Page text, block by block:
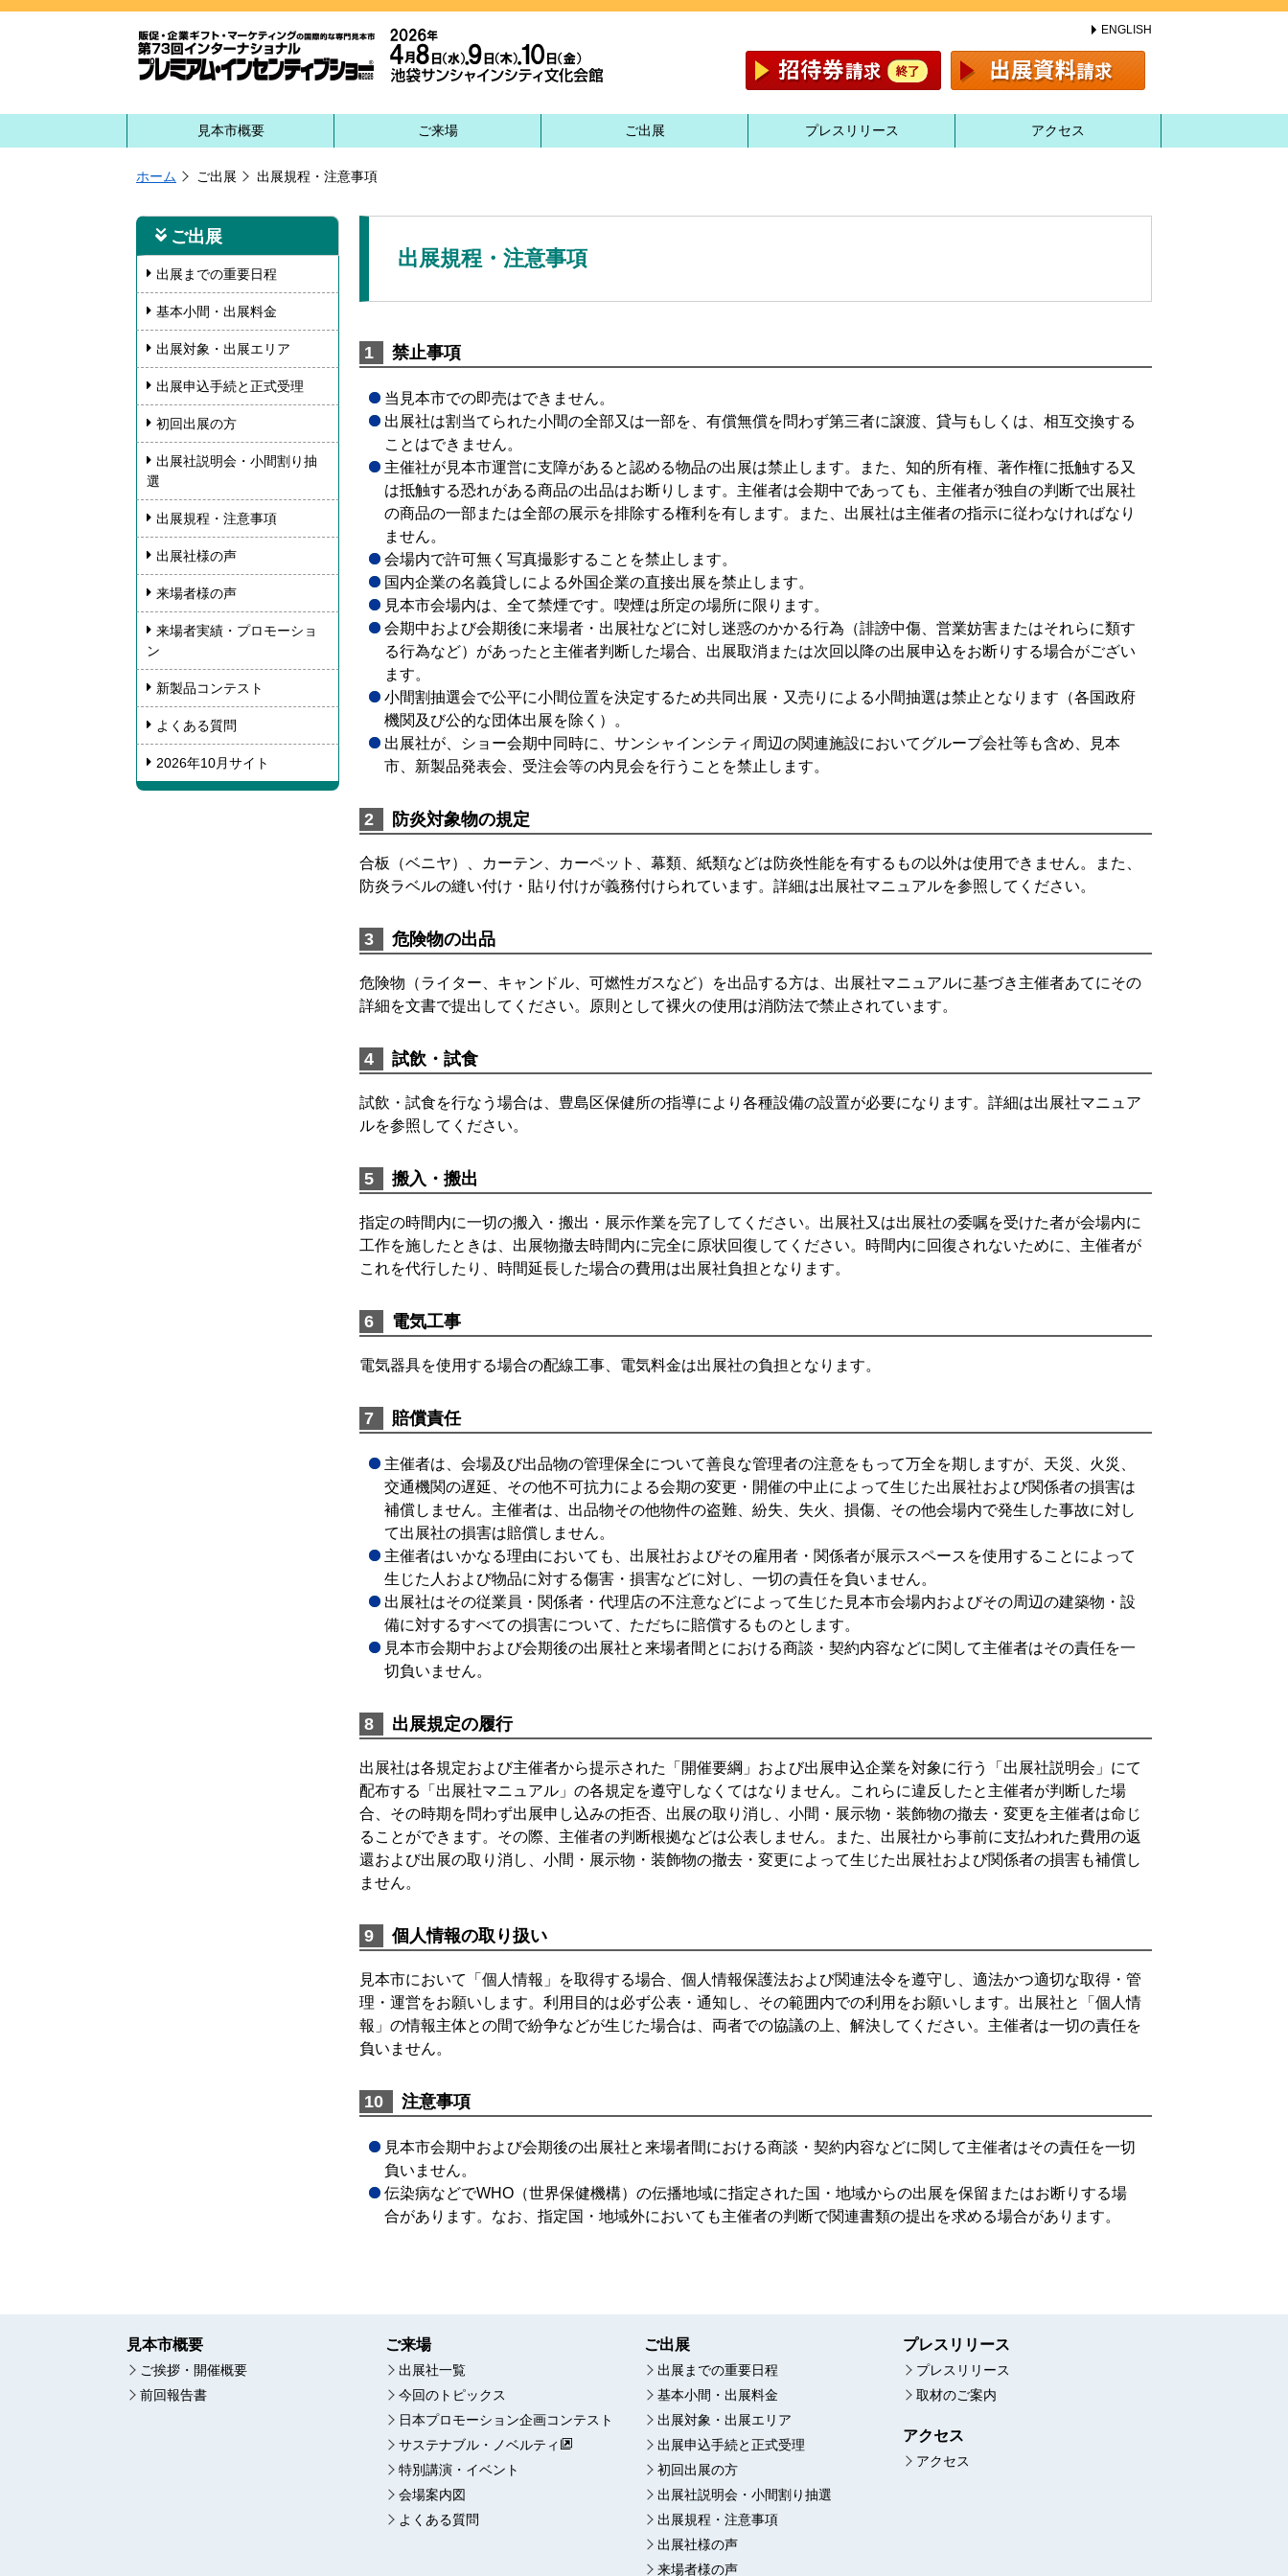
ENGLISH
見本市概要 ご来場 ご出展 プレスリリース アクセス
ホーム ご出展 出展規程・注意事項
ご出展
出展までの重要日程
基本小間・出展料金
出展対象・出展エリア
出展申込手続と正式受理
初回出展の方
出展社説明会・小間割り抽
選
出展規程・注意事項
出展社様の声
来場者様の声
来場者実績・プロモーショ
ン
新製品コンテスト
よくある質問
2026年10月サイト
出展規程・注意事項
禁止事項
当見本市での即売はできません。
出展社は割当てられた小間の全部又は一部を、有償無償を問わず第三者に譲渡、貸与もしくは、相互交換する
ことはできません。
主催社が見本市運営に支障があると認める物品の出展は禁止します。また、知的所有権、著作権に抵触する又
は抵触する恐れがある商品の出品はお断りします。主催者は会期中であっても、主催者が独自の判断で出展社
の商品の一部または全部の展示を排除する権利を有します。また、出展社は主催者の指示に従わなければなり
ません。
会場内で許可無く写真撮影することを禁止します。
国内企業の名義貸しによる外国企業の直接出展を禁止します。
見本市会場内は、全て禁煙です。喫煙は所定の場所に限ります。
会期中および会期後に来場者・出展社などに対し迷惑のかかる行為（誹謗中傷、営業妨害またはそれらに類す
る行為など）があったと主催者判断した場合、出展取消または次回以降の出展申込をお断りする場合がござい
ます。
小間割抽選会で公平に小間位置を決定するため共同出展・又売りによる小間抽選は禁止となります（各国政府
機関及び公的な団体出展を除く）。
出展社が、ショー会期中同時に、サンシャインシティ周辺の関連施設においてグループ会社等も含め、見本
市、新製品発表会、受注会等の内見会を行うことを禁止します。
防炎対象物の規定
合板（ベニヤ）、カーテン、カーペット、幕類、紙類などは防炎性能を有するもの以外は使用できません。また、
防炎ラベルの縫い付け・貼り付けが義務付けられています。詳細は出展社マニュアルを参照してください。
危険物の出品
危険物（ライター、キャンドル、可燃性ガスなど）を出品する方は、出展社マニュアルに基づき主催者あてにその
詳細を文書で提出してください。原則として裸火の使用は消防法で禁止されています。
試飲・試食
試飲・試食を行なう場合は、豊島区保健所の指導により各種設備の設置が必要になります。詳細は出展社マニュア
ルを参照してください。
搬入・搬出
指定の時間内に一切の搬入・搬出・展示作業を完了してください。出展社又は出展社の委嘱を受けた者が会場内に
工作を施したときは、出展物撤去時間内に完全に原状回復してください。時間内に回復されないために、主催者が
これを代行したり、時間延長した場合の費用は出展社負担となります。
電気工事
電気器具を使用する場合の配線工事、電気料金は出展社の負担となります。
賠償責任
主催者は、会場及び出品物の管理保全について善良な管理者の注意をもって万全を期しますが、天災、火災、
交通機関の遅延、その他不可抗力による会期の変更・開催の中止によって生じた出展社および関係者の損害は
補償しません。主催者は、出品物その他物件の盗難、紛失、失火、損傷、その他会場内で発生した事故に対し
て出展社の損害は賠償しません。
主催者はいかなる理由においても、出展社およびその雇用者・関係者が展示スペースを使用することによって
生じた人および物品に対する傷害・損害などに対し、一切の責任を負いません。
出展社はその従業員・関係者・代理店の不注意などによって生じた見本市会場内およびその周辺の建築物・設
備に対するすべての損害について、ただちに賠償するものとします。
見本市会期中および会期後の出展社と来場者間とにおける商談・契約内容などに関して主催者はその責任を一
切負いません。
出展規定の履行
出展社は各規定および主催者から提示された「開催要綱」および出展申込企業を対象に行う「出展社説明会」にて
配布する「出展社マニュアル」の各規定を遵守しなくてはなりません。これらに違反したと主催者が判断した場
合、その時期を問わず出展申し込みの拒否、出展の取り消し、小間・展示物・装飾物の撤去・変更を主催者は命じ
ることができます。その際、主催者の判断根拠などは公表しません。また、出展社から事前に支払われた費用の返
還および出展の取り消し、小間・展示物・装飾物の撤去・変更によって生じた出展社および関係者の損害も補償し
ません。
個人情報の取り扱い
見本市において「個人情報」を取得する場合、個人情報保護法および関連法令を遵守し、適法かつ適切な取得・管
理・運営をお願いします。利用目的は必ず公表・通知し、その範囲内での利用をお願いします。出展社と「個人情
報」の情報主体との間で紛争などが生じた場合は、両者での協議の上、解決してください。主催者は一切の責任を
負いません。
注意事項
見本市会期中および会期後の出展社と来場者間における商談・契約内容などに関して主催者はその責任を一切
負いません。
伝染病などでWHO（世界保健機構）の伝播地域に指定された国・地域からの出展を保留またはお断りする場
合があります。なお、指定国・地域外においても主催者の判断で関連書類の提出を求める場合があります。
見本市概要
ご挨拶・開催概要
前回報告書
ご来場
出展社一覧
今回のトピックス
日本プロモーション企画コンテスト
サステナブル・ノベルティ
特別講演・イベント
会場案内図
よくある質問
ご出展
出展までの重要日程
基本小間・出展料金
出展対象・出展エリア
出展申込手続と正式受理
初回出展の方
出展社説明会・小間割り抽選
出展規程・注意事項
出展社様の声
来場者様の声
プレスリリース
プレスリリース
取材のご案内
アクセス
アクセス